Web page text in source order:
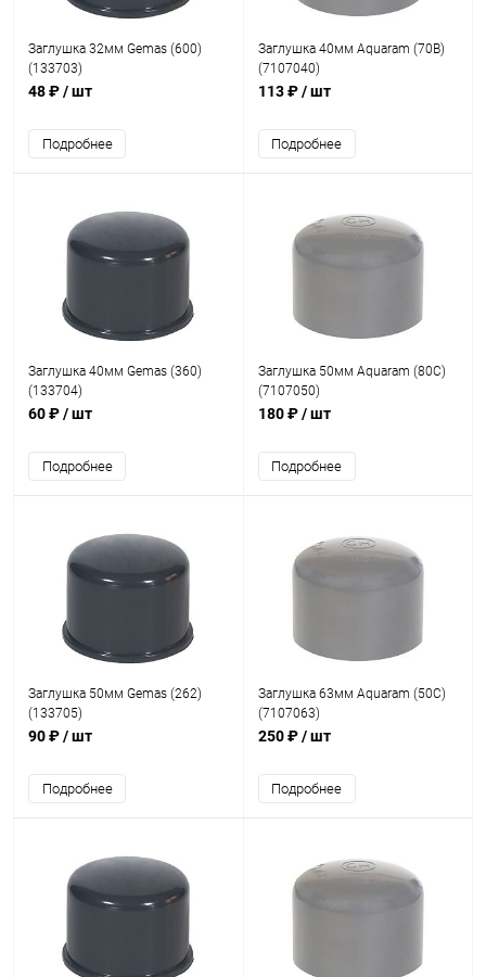
Заглушка 32мм Gemas (600)
(133703)
48 ₽/ шт
Подробнее
Заглушка 40мм Aquaram (70B)
(7107040)
113 ₽/ шт
Подробнее
Заглушка 40мм Gemas (360)
(133704)
60 ₽/ шт
Подробнее
Заглушка 50мм Aquaram (80C)
(7107050)
180 ₽/ шт
Подробнее
Заглушка 50мм Gemas (262)
(133705)
90 ₽/ шт
Подробнее
Заглушка 63мм Aquaram (50C)
(7107063)
250 ₽/ шт
Подробнее